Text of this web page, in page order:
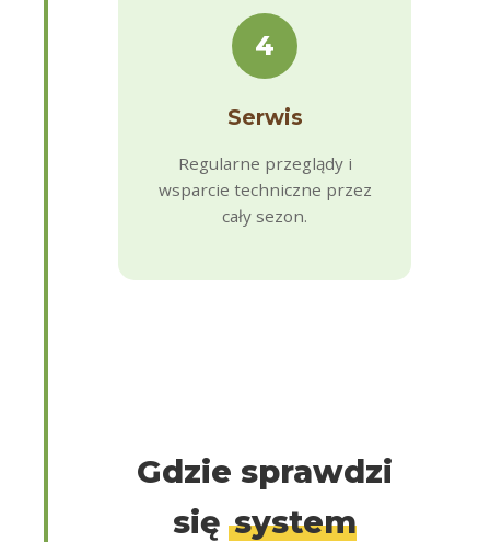
4
Serwis
Regularne przeglądy i
wsparcie techniczne przez
cały sezon.
Gdzie sprawdzi
sięsystem